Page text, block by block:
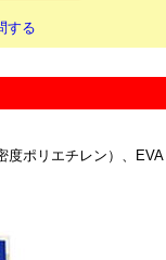
する
ポリエチレン）、